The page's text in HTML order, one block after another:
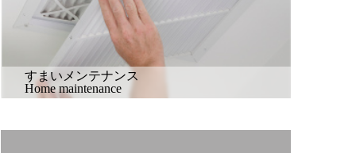
すまいメンテナンス
Home maintenance